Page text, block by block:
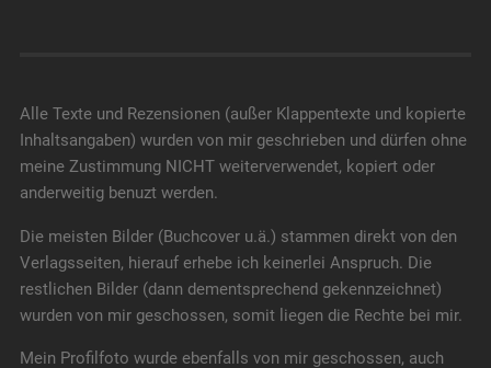
Alle Texte und Rezensionen (außer Klappentexte und kopierte
Inhaltsangaben) wurden von mir geschrieben und dürfen ohne
meine Zustimmung NICHT weiterverwendet, kopiert oder
anderweitig benuzt werden.
Die meisten Bilder (Buchcover u.ä.) stammen direkt von den
Verlagsseiten, hierauf erhebe ich keinerlei Anspruch. Die
restlichen Bilder (dann dementsprechend gekennzeichnet)
wurden von mir geschossen, somit liegen die Rechte bei mir.
Mein Profilfoto wurde ebenfalls von mir geschossen, auch